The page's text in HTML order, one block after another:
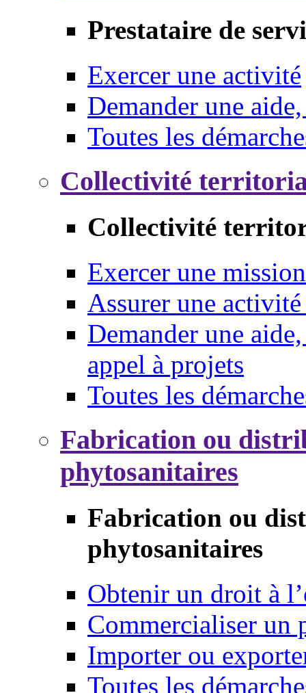
Prestataire de
Exercer une activité
Demander une
Toutes les
Collectivité
Collectivité
Exercer une mission
Assurer une
Demander une
appel à projets
Toutes les
Fabrication ou
phytosanitaires
Fabrication ou
phytosanitaires
Obtenir un droit à
Commercialiser un
Importer ou
Toutes les